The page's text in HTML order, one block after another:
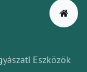
Eszközök